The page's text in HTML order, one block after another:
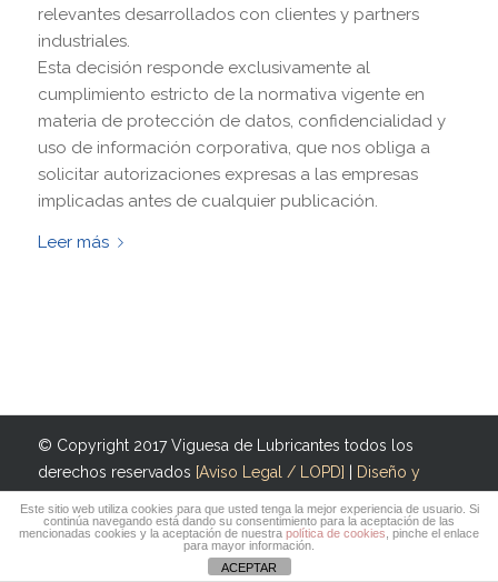
relevantes desarrollados con clientes y partners
industriales.
Esta decisión responde exclusivamente al
cumplimiento estricto de la normativa vigente en
materia de protección de datos, confidencialidad y
uso de información corporativa, que nos obliga a
solicitar autorizaciones expresas a las empresas
implicadas antes de cualquier publicación.
Leer más
© Copyright 2017 Viguesa de Lubricantes todos los
derechos reservados [Aviso Legal / LOPD]
Diseño y
Este sitio web utiliza cookies para que usted tenga la mejor experiencia de usuario. Si
continúa navegando está dando su consentimiento para la aceptación de las
mencionadas cookies y la aceptación de nuestra política de cookies , pinche el enlace
para mayor información.
ACEPTAR